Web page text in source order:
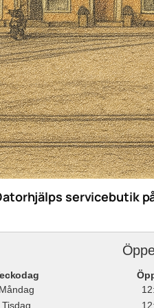
servicebutik
Tisdag